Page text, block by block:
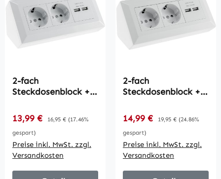
2-fach
Steckdosenblock +
250V~/ 16A,
Aufbaumontage,
USB 3,1A
Verkaufspreis:
13,99 € Regulärer Preis:
16,95 € (17.46%
gespart)
Preise inkl. MwSt. zzgl.
Versandkosten
2-fach
Steckdosenblock +
250V~/ 16A,
Aufbaumontage,
USB 3,1A
Verkaufspreis:
14,99 € Regulärer Preis:
19,95 € (24.86%
gespart)
Preise inkl. MwSt. zzgl.
Versandkosten